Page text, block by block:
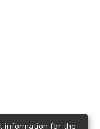
information for the